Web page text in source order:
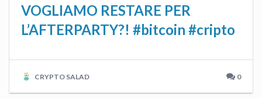
VOGLIAMO RESTARE PER
L’AFTERPARTY?! #bitcoin #cripto
CRYPTO SALAD 0